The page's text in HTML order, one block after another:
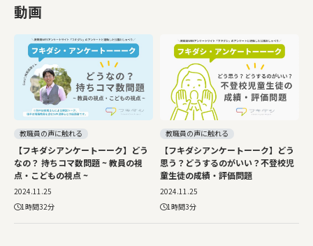
動画
教職員の声に触れる
【フキダシアンケートーーク】どう
なの？ 持ちコマ数問題 ~ 教員の視
点・こどもの視点 ~
2024.11.25
1時間32分
教職員の声に触れる
【フキダシアンケートーーク】どう
思う？どうするのがいい？不登校児
童生徒の成績・評価問題
2024.11.25
1時間3分